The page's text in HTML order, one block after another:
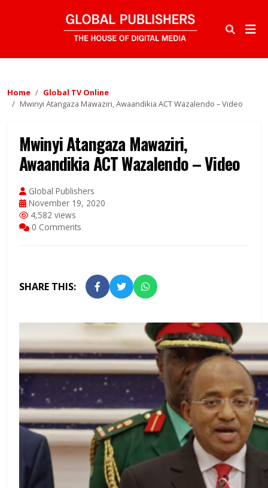
Home
Global TV Online
Mwinyi Atangaza Mawaziri, Awaandikia ACT Wazalendo – Video
Mwinyi Atangaza Mawaziri,
Awaandikia ACT Wazalendo – Video
Global Publishers
November 19, 2020
4,582 views
0 Comments
SHARE THIS: